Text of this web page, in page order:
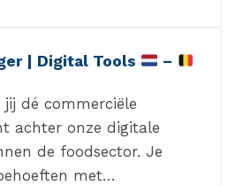
| Digital Tools –
dé commerciële
achter onze digitale
de foodsector. Je
met…